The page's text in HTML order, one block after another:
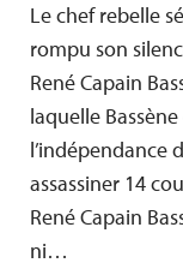
Le chef rebelle
rompu son
René Capain
laquelle
l’indépendance
assassiner 14
René Capain
ni…